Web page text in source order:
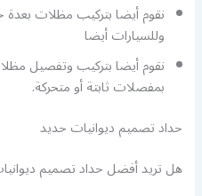
نقوم أيضا بتركيب مظلات
وللسيارات أيضا
نقوم أيضا بتركيب وتفصيل
بمفصلات ثابتة أو متحركة.
حداد تصميم ديوانيات حديد
هل تريد أفضل حداد تصميم